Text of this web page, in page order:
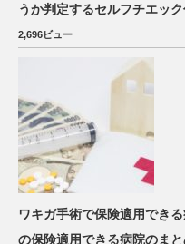
うか判定するセルフチエック
2,696ビュー
ワキガ手術で保険適用でき
の保険適用できる病院のまと